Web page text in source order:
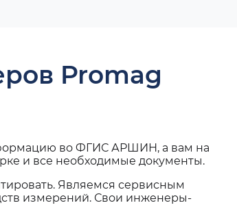
Promag
во ФГИС АРШИН, а вам на
и все необходимые документы.
Являемся сервисным
измерений. Свои инженеры-